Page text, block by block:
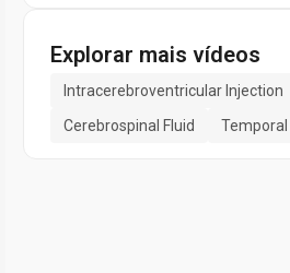
Explorar mais vídeos
Intracerebroventricular Injection
Cerebrospinal Fluid
Temporal